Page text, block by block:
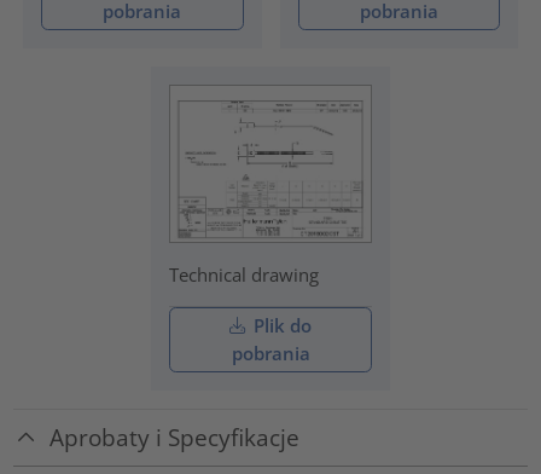
pobrania
pobrania
Technical drawing
Plik do
pobrania
Aprobaty i Specyfikacje